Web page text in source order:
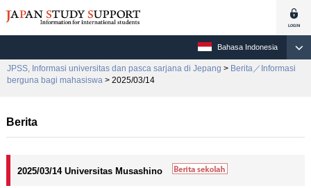
Bahasa Indonesia
JPSS, Informasi universitas dan pasca sarjana di Jepang > Berita／Informasi
berguna bagi mahasiswa > 2025/03/14
Berita
2025/03/14 Universitas Musashino